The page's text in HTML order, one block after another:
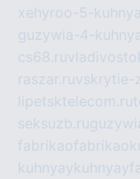
xehyroo-5-
guzywia-4-
cs68.ru
raszar.ruvskrytie-
lipetsktelecom.ru
seksuzb.ru